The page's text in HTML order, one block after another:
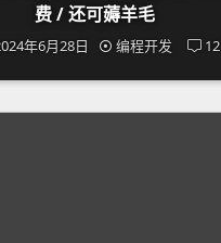
费 / 还可薅羊毛
年6月28日 编程开发 12